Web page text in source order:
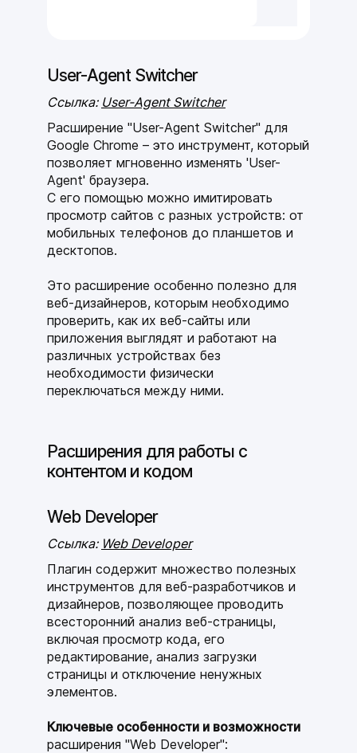
User-Agent Switcher
Ссылка: User-Agent Switcher
Расширение "User-Agent Switcher" для
Google Chrome – это инструмент, который
позволяет мгновенно изменять 'User-
Agent' браузера.
С его помощью можно имитировать
просмотр сайтов с разных устройств: от
мобильных телефонов до планшетов и
десктопов.
Это расширение особенно полезно для
веб-дизайнеров, которым необходимо
проверить, как их веб-сайты или
приложения выглядят и работают на
различных устройствах без
необходимости физически
переключаться между ними.
Расширения для работы с
контентом и кодом
Web Developer
Ссылка: Web Developer
Плагин содержит множество полезных
инструментов для веб-разработчиков и
дизайнеров, позволяющее проводить
всесторонний анализ веб-страницы,
включая просмотр кода, его
редактирование, анализ загрузки
страницы и отключение ненужных
элементов.
Ключевые особенности и возможности
расширения "Web Developer":